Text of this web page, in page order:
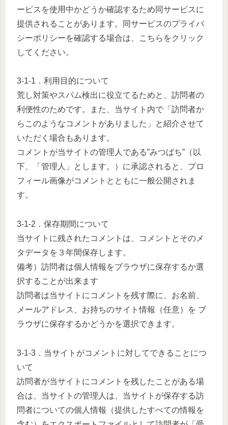
ービスを使用中かどうか確認するため同サービスに
提供されることがあります。同サービスのプライバ
シーポリシーを確認する場合は、こちらをクリック
してください。
3-1-1．利用目的について
荒し対策やスパム検出に役立てるためと、訪問者の
利便性のためです。また、当サイト内で「訪問者か
らこのようなコメントがありました」と紹介させて
いただく場合もあります。
コメントが当サイトの管理人である”みつばち”（以
下、「管理人」とします。）に承認されると、プロ
フィール画像がコメントとともに一般公開されま
す。
3-1-2．保存期間について
当サイトに残されたコメントは、コメントとそのメ
タデータを３年間保存します。
備考）訪問者は個人情報をブラウザに保存するか選
択することが出来ます
訪問者は当サイトにコメントを残す際に、お名前、
メールアドレス、お持ちのサイト情報（任意）を ブ
ラウザに保存するかどうかを選択できます。
3-1-3．当サイトがコメントに対してできることにつ
いて
訪問者が当サイトにコメントを残したことがある場
合は、当サイトの管理人は、当サイトが保存する訪
問者についての個人情報（提供したすべての情報を